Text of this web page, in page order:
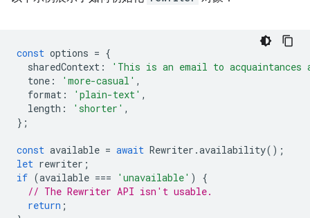
const options = {
sharedContext :
'This is an email to acquaintances
tone : 'more-casual' ,
format : 'plain-text' ,
length : 'shorter' ,
};
const available = await Rewriter .availability();
let rewriter ;
if (available === 'unavailable' )
{
// The Rewriter API isn't usable.
return ;